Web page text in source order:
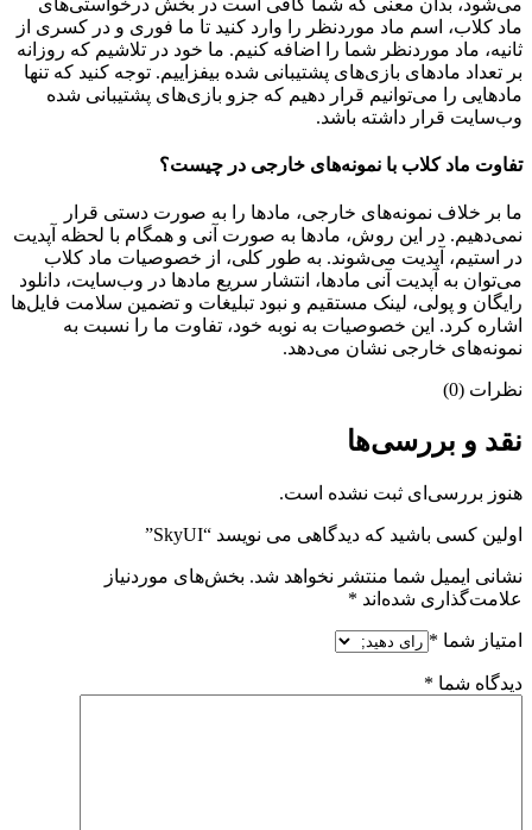
ماد کلاب، اسم ماد موردنظر را وارد کنید تا ما فوری و در کسری از
ثانیه، ماد موردنظر شما را اضافه کنیم. ما خود در تلاشیم که روزانه
بر تعداد مادهای بازی‌های پشتیبانی شده بیفزاییم. توجه کنید که تنها
مادهایی را می‌توانیم قرار دهیم که جزو بازی‌های پشتیبانی شده
وب‌سایت قرار داشته باشد.
تفاوت ماد کلاب با نمونه‌های خارجی در چیست؟
ما بر خلاف نمونه‌های خارجی، مادها را به صورت دستی قرار
نمی‌دهیم. در این روش، مادها به صورت آنی و همگام با لحظه آپدیت
در استیم، آپدیت می‌شوند. به طور کلی، از خصوصیات ماد کلاب
می‌‌توان به آپدیت آنی مادها، انتشار سریع مادها در وب‌سایت، دانلود
رایگان و پولی، لینک مستقیم و نبود تبلیغات و تضمین سلامت فایل‌ها
اشاره کرد. این خصوصیات به نوبه خود، تفاوت ما را نسبت به
نمونه‌های خارجی نشان می‌دهد.
نظرات (0)
نقد و بررسی‌ها
هنوز بررسی‌ای ثبت نشده است.
اولین کسی باشید که دیدگاهی می نویسد “SkyUI”
نشانی ایمیل شما منتشر نخواهد شد. بخش‌های موردنیاز
علامت‌گذاری شده‌اند *
امتیاز شما *
دیدگاه شما *